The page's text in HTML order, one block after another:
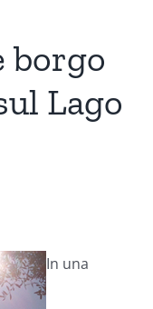
borgo
Lago
In una